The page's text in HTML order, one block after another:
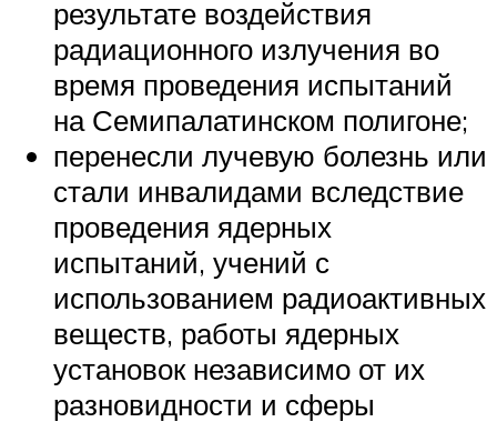
результате воздействия
радиационного излучения во
время проведения испытаний
на Семипалатинском полигоне;
перенесли лучевую болезнь или
стали инвалидами вследствие
проведения ядерных
испытаний, учений с
использованием радиоактивных
веществ, работы ядерных
установок независимо от их
разновидности и сферы